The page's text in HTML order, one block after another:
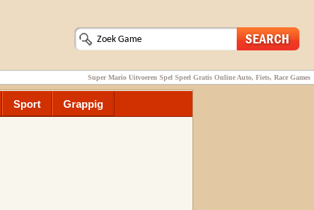
Super Mario Uitvoeren Spel Speel Gratis Online Auto, Fiets, Race Games
Sport Grappig